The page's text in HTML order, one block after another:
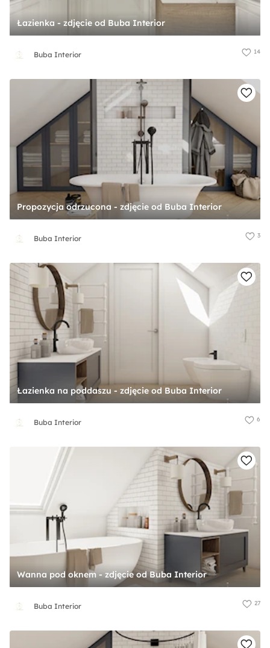
Łazienka - zdjęcie od Buba Interior
Buba Interior 14
Propozycja odrzucona - zdjęcie od Buba Interior
Buba Interior 3
Łazienka na poddaszu - zdjęcie od Buba Interior
Buba Interior 6
Wanna pod oknem - zdjęcie od Buba Interior
Buba Interior 27